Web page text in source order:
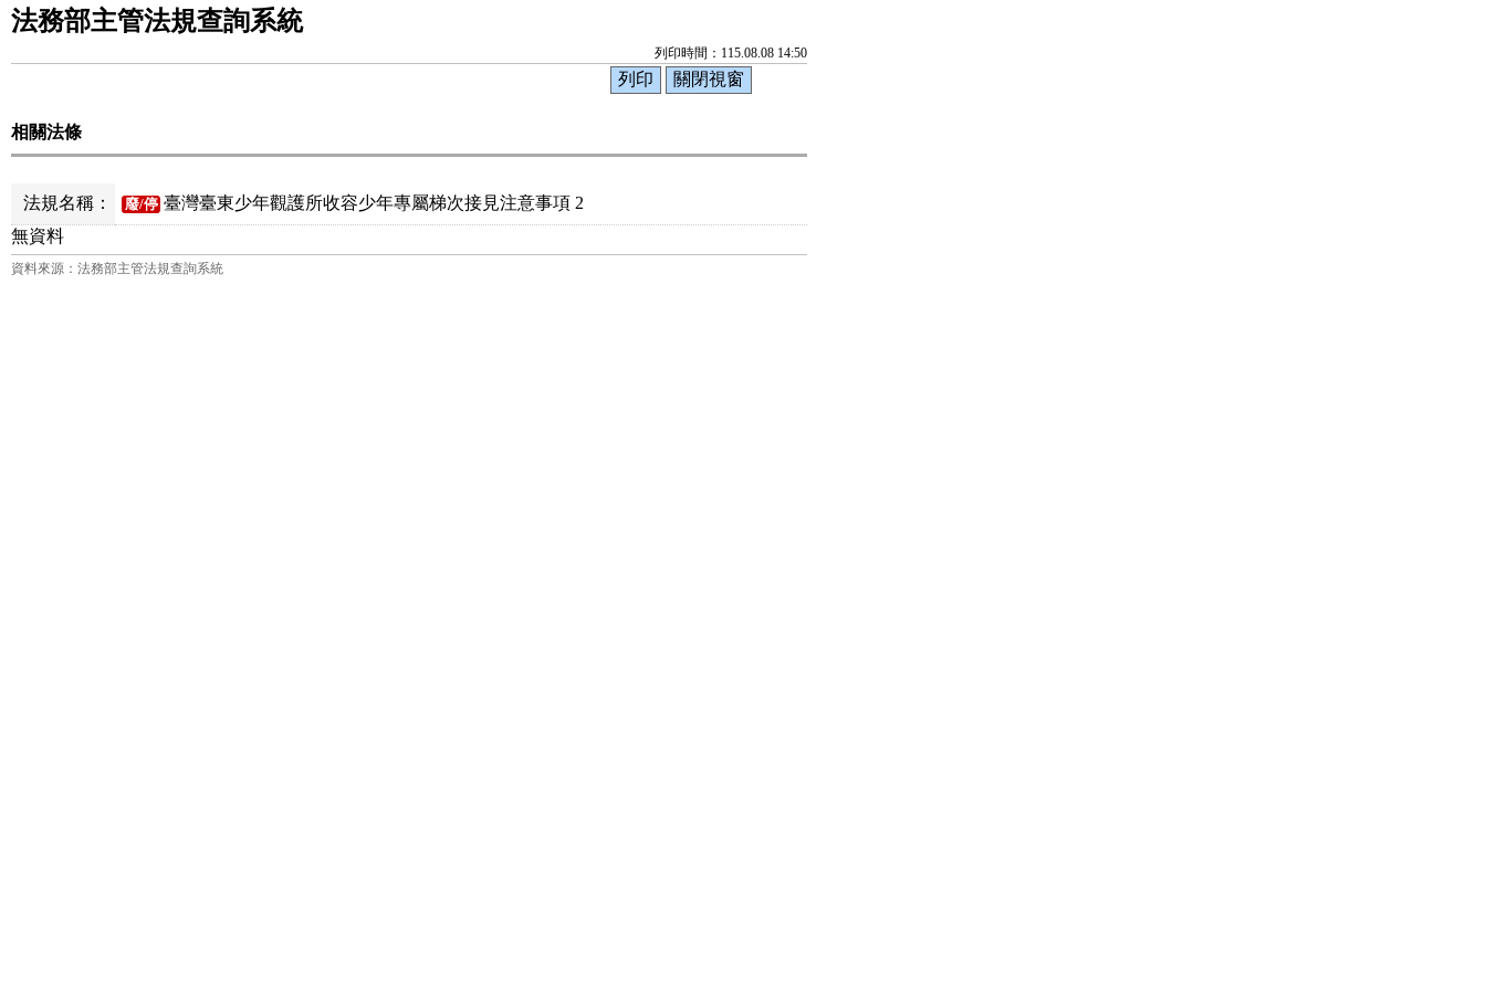
法務部主管法規查詢系統
列印時間：115.08.08 14:50
相關法條
法規名稱： 廢/停 臺灣臺東少年觀護所收容少年專屬梯次接見注意事項 2
無資料
資料來源：法務部主管法規查詢系統